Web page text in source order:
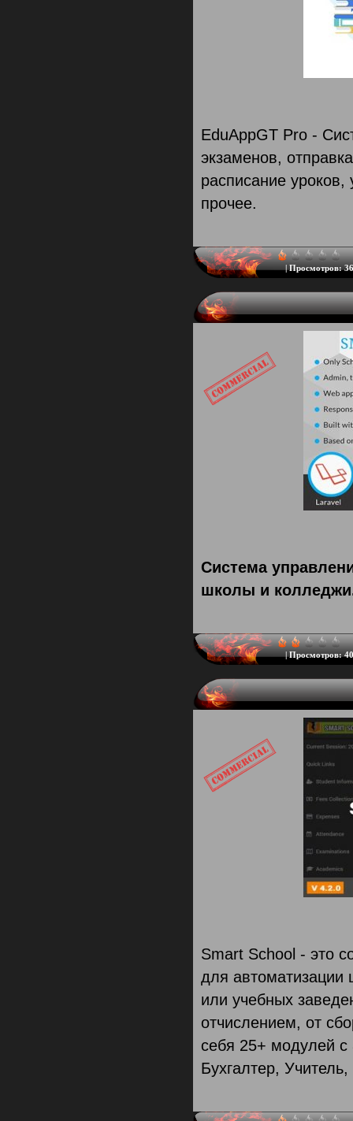
EduAppGT Pro -
экзаменов,
расписание
прочее.
|Просмотров:
Система
школы и
|Просмотров:
Smart School - это
для автоматизации
или учебных
отчислением, от
себя 25+ модулей
Бухгалтер,